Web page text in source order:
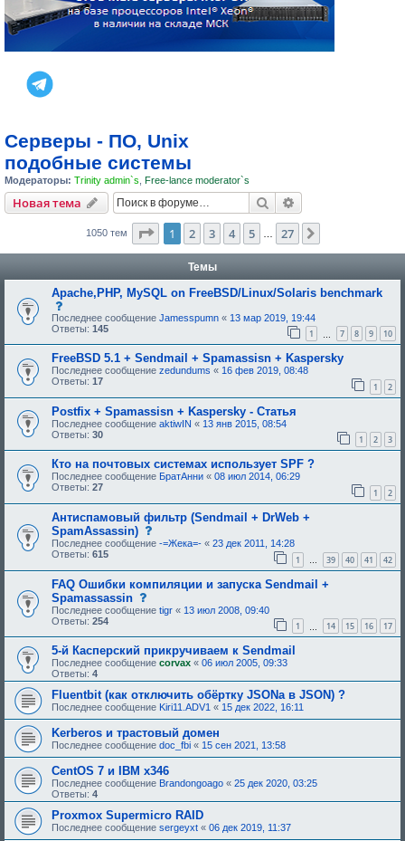
Серверы - ПО, Unix
подобные системы
Модераторы: Trinity admin`s Free-lance moderator`s
Новая тема Поиск
1050 тем Страница из 27
1 2 3 4 5 27
Темы
Apache,PHP, MySQL on FreeBSD/Linux/Solaris benchmark
о
о
щ
е
н
и
,
т
р
е
ю
щ
е
д
о
б
р
и
я
:
Последнее сообщение Jamesspumn « 13 мар 2019, 19:44
Ответы: 145 1 7 8 9 10
FreeBSD 5.1 + Sendmail + Spamassisn + Kaspersky
Последнее сообщение zedundums « 16 фев 2019, 08:48
Ответы: 17 1 2
Postfix + Spamassisn + Kaspersky - Статья
Последнее сообщение aktiwIN « 13 янв 2015, 08:54
Ответы: 30 1 2 3
Кто на почтовых системах использует SPF ?
Последнее сообщение БратАнни « 08 июл 2014, 06:29
Ответы: 27 1 2
Антиспамовый фильтр (Sendmail + DrWeb +
SpamAssassin)
щ
е
е
т
р
е
б
у
ю
щ
е
о
д
о
б
р
е
н
и
я
Последнее сообщение -=Жека=- « 23 дек 2011, 14:28
Ответы: 615 1 … 39 40 41 42
FAQ Ошибки компиляции и запуска Sendmail +
Spamassassin
о
о
щ
е
н
е
,
т
б
у
ю
щ
е
о
д
о
б
Последнее сообщение tigr « 13 июл 2008, 09:40
Ответы: 254 1 14 15 16 17
5-й Касперский прикручиваем к Sendmail
Последнее сообщение corvax « 06 июл 2005, 09:33
Ответы: 4
Fluentbit (как отключить обёртку JSONа в JSON) ?
Последнее сообщение Kiri11.ADV1 « 15 дек 2022, 16:11
Kerberos и трастовый домен
Последнее сообщение doc_fbi « 15 сен 2021, 13:58
CentOS 7 и IBM x346
Последнее сообщение Brandongoago « 25 дек 2020, 03:25
Ответы: 4
Proxmox Supermicro RAID
Последнее сообщение sergeyxt « 06 дек 2019, 11:37